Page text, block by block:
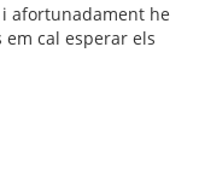
afortunadament he
cal esperar els